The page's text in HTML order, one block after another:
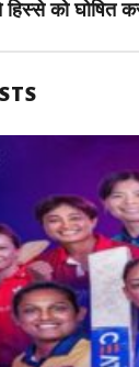
हिस्से को घोषित